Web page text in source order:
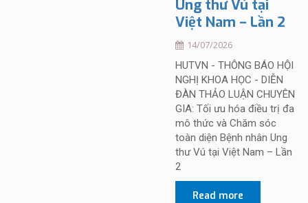
Ung thư Vú tại
Việt Nam – Lần 2
14/07/2026
HUTVN - THÔNG BÁO HỘI
NGHỊ KHOA HỌC - DIỄN
ĐÀN THẢO LUẬN CHUYÊN
GIA: Tối ưu hóa điều trị đa
mô thức và Chăm sóc
toàn diện Bệnh nhân Ung
thư Vú tại Việt Nam – Lần
2
Read more